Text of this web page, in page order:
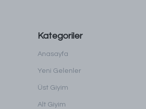
Kategoriler
Anasayfa
Yeni Gelenler
Üst Giyim
Alt Giyim